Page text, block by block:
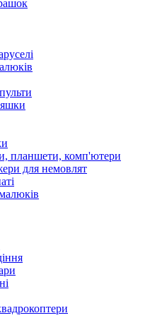
планшети, комп'ютери
для немовлят